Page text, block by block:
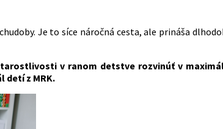
Je to síce náročná cesta, ale prináša
v ranom detstve rozvinúť v
detí z MRK.